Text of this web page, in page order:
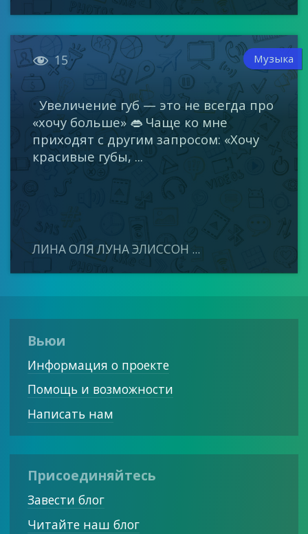
 15 Музыка
Увеличение губ — это не всегда про
«хочу больше» 👄 Чаще ко мне
приходят с другим запросом: «Хочу
красивые губы, ...
ЛИНА ОЛЯ ЛУНА ЭЛИССОН ...
Вьюи
Информация о проекте
Помощь и возможности
Написать нам
Присоединяйтесь
Завести блог
Читайте наш блог